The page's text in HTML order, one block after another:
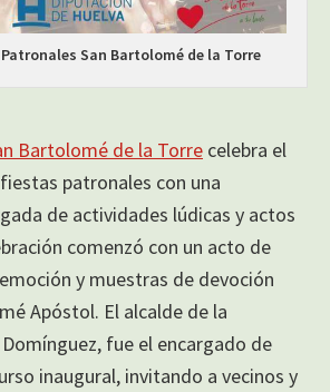
San Bartolomé de la Torre
Bartolomé de la Torre celebra el
patronales con una
de actividades lúdicas y actos
comenzó con un acto de
y muestras de devoción
Apóstol. El alcalde de la
fue el encargado de
inaugural, invitando a vecinos y